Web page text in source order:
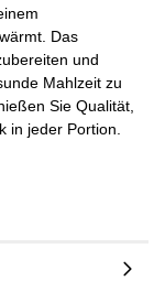
Das
und
Mahlzeit zu
Sie Qualität,
in jeder Portion.